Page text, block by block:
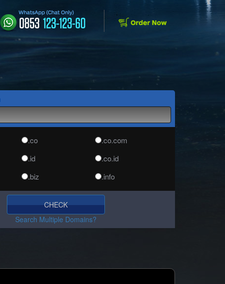
.co
.co.com
.id
.co.id
.biz
.info
.media
.net
.asia
.org
.website
.company
.center
.works
CHECK
Search Multiple Domains?